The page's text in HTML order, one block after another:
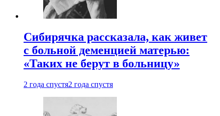
Сибирячка рассказала, как живет
с больной деменцией матерью:
«Таких не берут в больницу»
2 года спустя2 года спустя